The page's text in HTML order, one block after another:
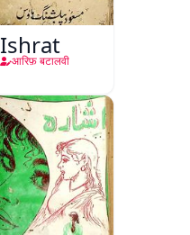
Ishrat
आरिफ़ बटालवी